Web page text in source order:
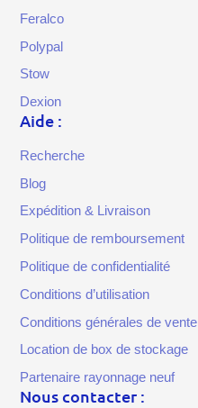
Feralco
Polypal
Stow
Dexion
Aide :
Recherche
Blog
Expédition & Livraison
Politique de remboursement
Politique de confidentialité
Conditions d’utilisation
Conditions générales de vente
Location de box de stockage
Partenaire rayonnage neuf
Nous contacter :